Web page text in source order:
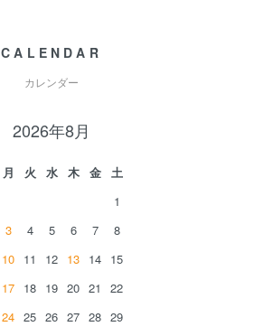
CALENDAR
カレンダー
2026年8月
月 火 水 木 金
土
1
3 4 5 6 7
8
10 11 12 13 14 15
17 18 19 20 21
22
24 25 26 27 28 29